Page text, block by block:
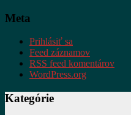
Meta
Prihlásiť sa
Feed záznamov
RSS feed komentárov
WordPress.org
Kategórie